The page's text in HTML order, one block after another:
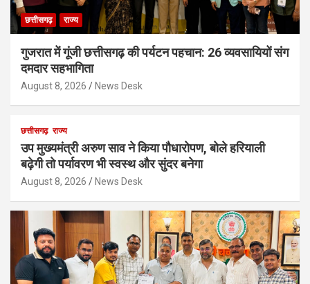
छत्तीसगढ़ राज्य
गुजरात में गूंजी छत्तीसगढ़ की पर्यटन पहचान: 26 व्यवसायियों संग
दमदार सहभागिता
August 8, 2026 News Desk
छत्तीसगढ़ राज्य
उप मुख्यमंत्री अरुण साव ने किया पौधारोपण, बोले हरियाली
बढ़ेगी तो पर्यावरण भी स्वस्थ और सुंदर बनेगा
August 8, 2026 News Desk